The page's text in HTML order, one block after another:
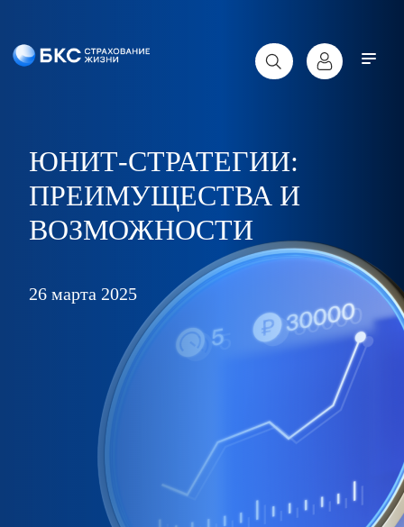
ЮНИТ-СТРАТЕГИИ:
ПРЕИМУЩЕСТВА И
ВОЗМОЖНОСТИ
26 марта 2025